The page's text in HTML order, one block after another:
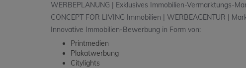
WERBEPLANUNG | Exklusives Immobilien-Vermarktungs-
CONCEPT FOR LIVING Immobilien | WERBEAGENTUR |
Innovative Immobilien-Bewerbung in Form von:
Printmedien
Plakatwerbung
Citylights